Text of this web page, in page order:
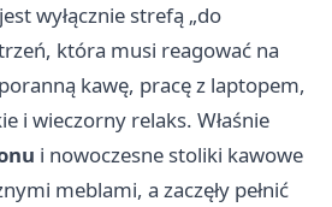
wyłącznie strefą „do
która musi reagować na
kawę, pracę z laptopem,
i wieczorny relaks. Właśnie
i nowoczesne stoliki kawowe
meblami, a zaczęły pełnić